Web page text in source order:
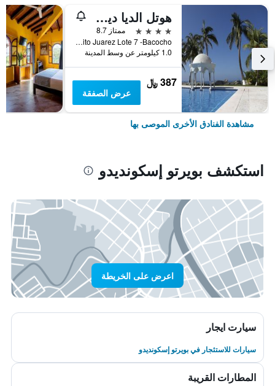
هوتل الديا ديل بازار
4 نجوم
ممتاز 8.7
Boulevard Benito Juarez Lote 7 -Bacocho, بويرتو إسكونديدو, ولاية أواكساكا, المكسيك
1.0 كيلومتر عن وسط المدينة
387 ﷼
عرض الصفقة
مشاهدة الفنادق الأخرى الموصى بها
استكشف بويرتو إسكونديدو
اعرض على الخريطة
سيارت ايجار
سيارات للاستئجار في بويرتو إسكونديدو
المطارات القريبة